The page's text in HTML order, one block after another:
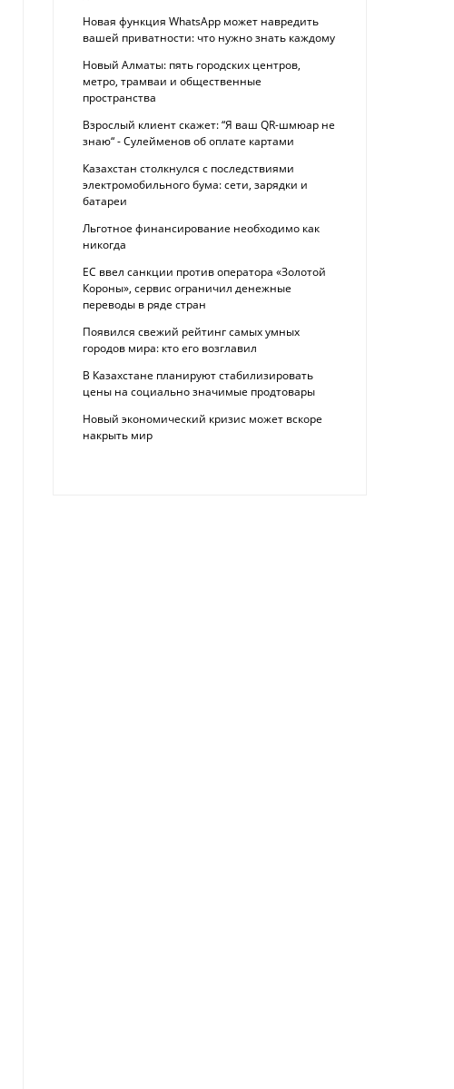
Новая функция WhatsApp может навредить
вашей приватности: что нужно знать каждому
Новый Алматы: пять городских центров,
метро, трамваи и общественные
пространства
Взрослый клиент скажет: “Я ваш QR-шмюар не
знаю“ - Сулейменов об оплате картами
Казахстан столкнулся с последствиями
электромобильного бума: сети, зарядки и
батареи
Льготное финансирование необходимо как
никогда
ЕС ввел санкции против оператора «Золотой
Короны», сервис ограничил денежные
переводы в ряде стран
Появился свежий рейтинг самых умных
городов мира: кто его возглавил
В Казахстане планируют стабилизировать
цены на социально значимые продтовары
Новый экономический кризис может вскоре
накрыть мир